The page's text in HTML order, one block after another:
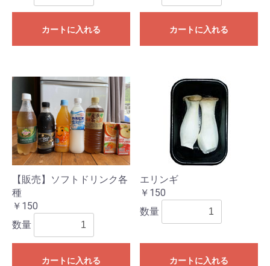
カートに入れる カートに入れる
【販売】ソフトドリンク各
種
￥150
数量
カートに入れる
エリンギ
￥150
数量
カートに入れる